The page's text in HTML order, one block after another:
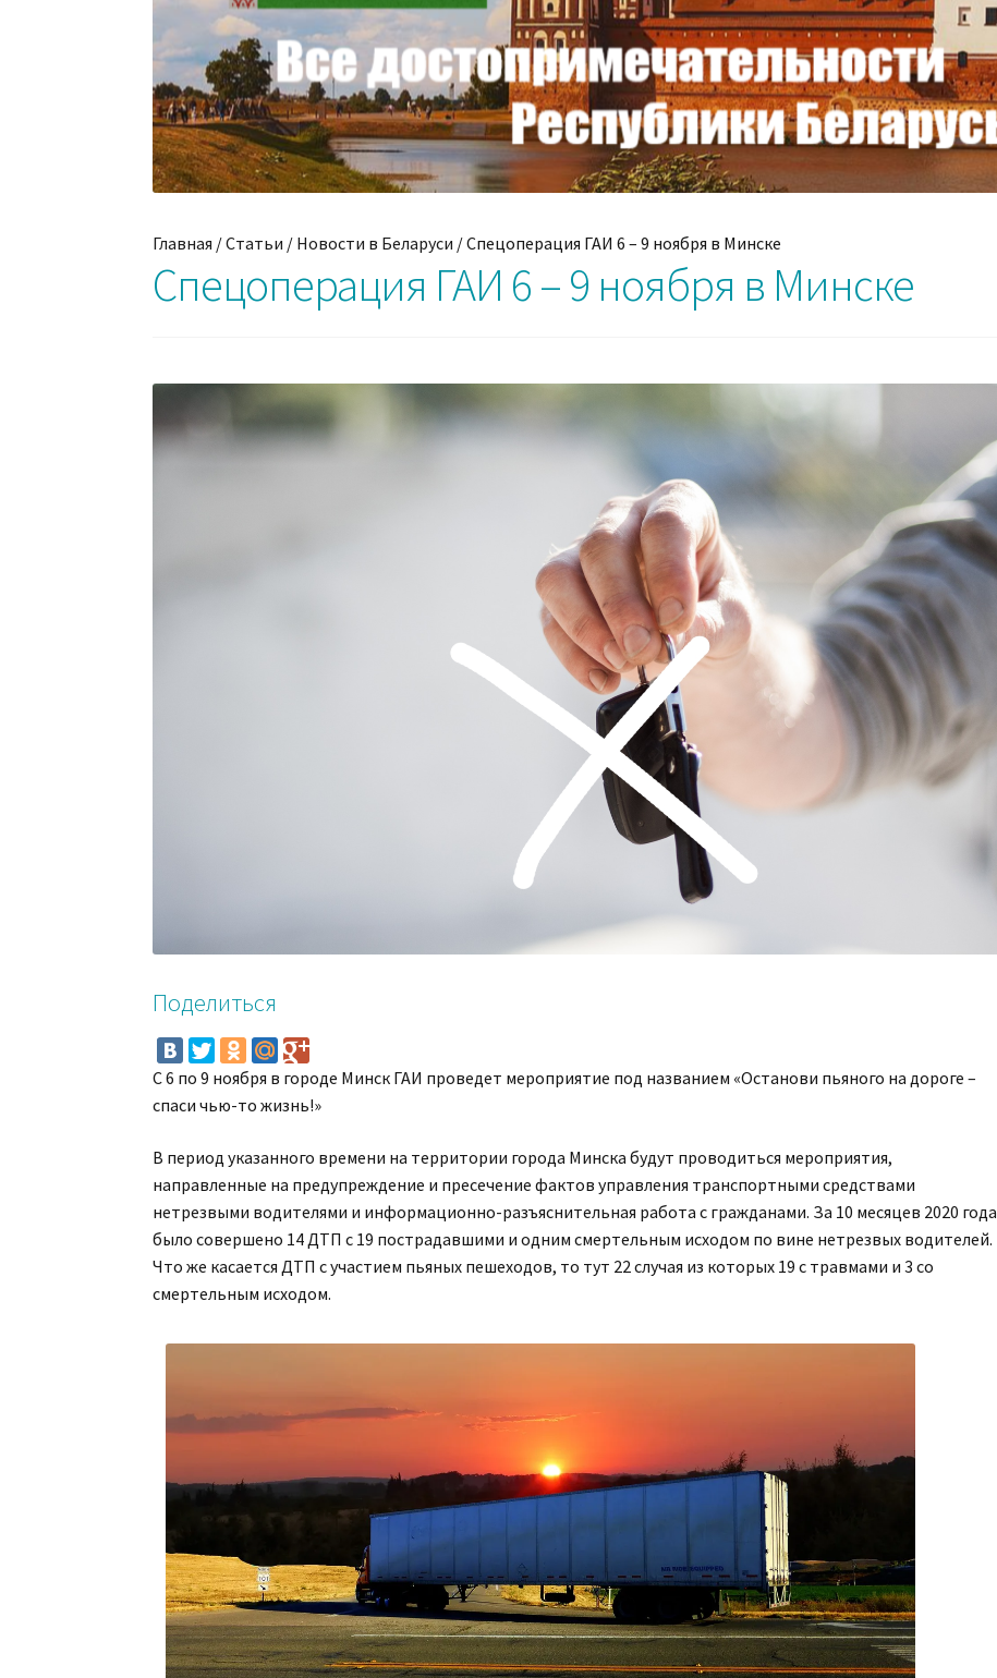
Главная /Статьи / Новости в Беларуси /Спецоперация ГАИ 6 – 9 ноября в Минске
Спецоперация ГАИ 6 – 9 ноября в Минске
Поделиться
С 6 по 9 ноября в городе Минск ГАИ проведет мероприятие под названием «Останови пьяного на дороге –
спаси чью-то жизнь!»
В период указанного времени на территории города Минска будут проводиться мероприятия,
направленные на предупреждение и пресечение фактов управления транспортными средствами
нетрезвыми водителями и информационно-разъяснительная работа с гражданами. За 10 месяцев 2020 года
было совершено 14 ДТП с 19 пострадавшими и одним смертельным исходом по вине нетрезвых водителей.
Что же касается ДТП с участием пьяных пешеходов, то тут 22 случая из которых 19 с травмами и 3 со
смертельным исходом.